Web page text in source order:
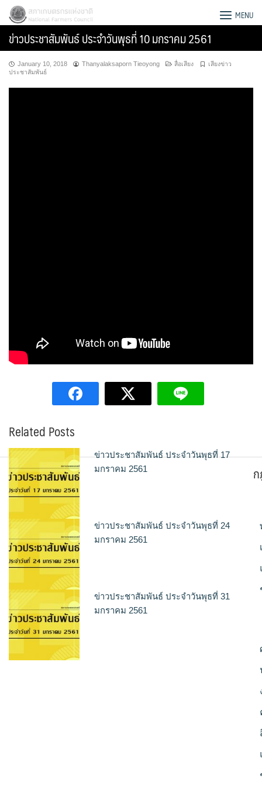
Skip
content
สภาเกษตรกรแห่งชาติ MENU
ข่าวประชาสัมพันธ์ ประจำวันพุธที่ 10 มกราคม 2561
January 10, 2018 Thanyalaksaporn Tieoyong สื่อเสียง
เสียงข่าว
ประชาสัมพันธ์
Related Posts
ข่าวประชาสัมพันธ์ ประจำวันพุธที่ 17
มกราคม 2561
ข่าวประชาสัมพันธ์ ประจำวันพุธที่ 24
มกราคม 2561
ข่าวประชาสัมพันธ์ ประจำวันพุธที่ 31
มกราคม 2561